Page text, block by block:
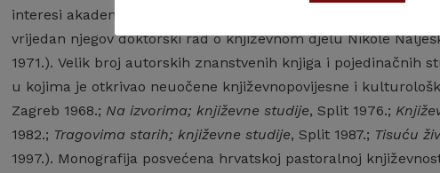
interesi akademika Bogišića bili su usmjereni i na
vrijedan njegov doktorski rad o književnom djelu Nikole
1971.). Velik broj autorskih znanstvenih knjiga i pojedinačnih
u kojima je otkrivao neuočene književnopovijesne i
Zagreb 1968.; Na izvorima; književne studije, Split 1976.;
1982.; Tragovima starih; književne studije, Split 1987.; Tisuću
1997.). Monografija posvećena hrvatskoj pastoralnoj